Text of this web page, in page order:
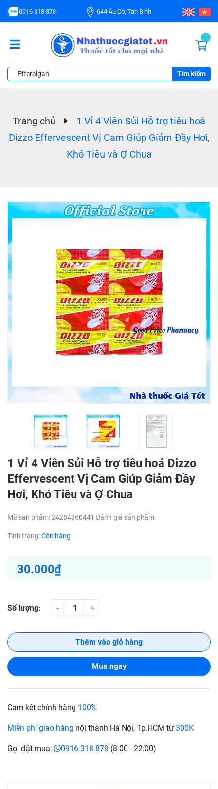
0916 318 878 644 Âu Cơ, Tân Bình
Tìm kiếm
Trang chủ
1 Vỉ 4 Viên Sủi Hỗ trợ tiêu hoá
Dizzo Effervescent Vị Cam Giúp Giảm Đầy Hơi,
Khó Tiêu và Ợ Chua
1 Vỉ 4 Viên Sủi Hỗ trợ tiêu hoá Dizzo
Effervescent Vị Cam Giúp Giảm Đầy
Hơi, Khó Tiêu và Ợ Chua
Mã sản phẩm:24284360441 Đánh giá sản phẩm:
Tình trạng:Còn hàng
30.000₫
Số lượng: - +
Thêm vào giỏ hàng
Mua ngay
Cam kết chính hãng 100%
Miễn phí giao hàng nội thành Hà Nội, Tp.HCM từ 300K
Gọi đặt mua: 0916 318 878 (8:00 - 22:00)